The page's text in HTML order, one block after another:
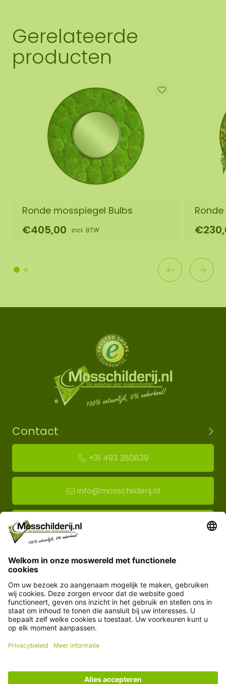
Gerelateerde
producten
Ronde mosspiegel Bulbs
€405,00 incl. BTW
Contact
+31 493 380839
info@mosschilderij.nl
Route naar mos-showroom
Florapark 14
Klantenservice
Informatie